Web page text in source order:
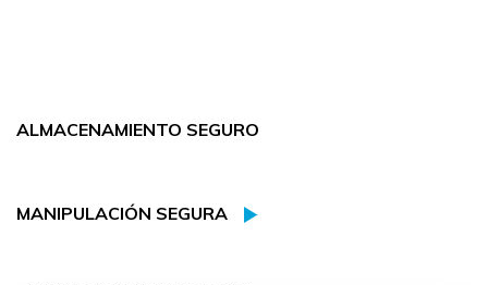
ALMACENAMIENTO SEGURO
MANIPULACIÓN SEGURA